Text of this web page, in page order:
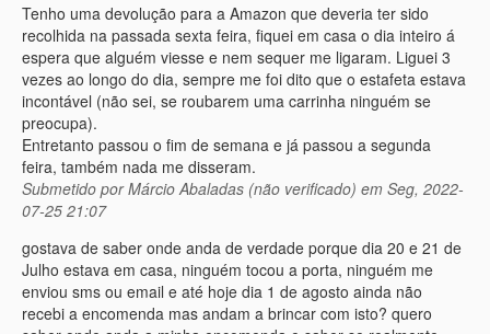
Tenho uma devolução para a Amazon que deveria ter sido
recolhida na passada sexta feira, fiquei em casa o dia inteiro á
espera que alguém viesse e nem sequer me ligaram. Liguei 3
vezes ao longo do dia, sempre me foi dito que o estafeta estava
incontável (não sei, se roubarem uma carrinha ninguém se
preocupa).
Entretanto passou o fim de semana e já passou a segunda
feira, também nada me disseram.
Submetido porMárcio Abaladas (não verificado) em Seg, 2022-
07-25 21:07
gostava de saber onde anda de verdade porque dia 20 e 21 de
Julho estava em casa, ninguém tocou a porta, ninguém me
enviou sms ou email e até hoje dia 1 de agosto ainda não
recebi a encomenda mas andam a brincar com isto? quero